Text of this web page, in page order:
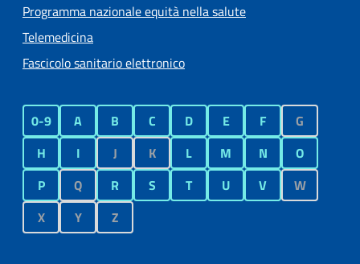
Programma nazionale equità nella salute
Telemedicina
Fascicolo sanitario elettronico
0-9 A B C D E F
G
H
I J K L M N
O
P
Q R S T U V
W
X
Y Z